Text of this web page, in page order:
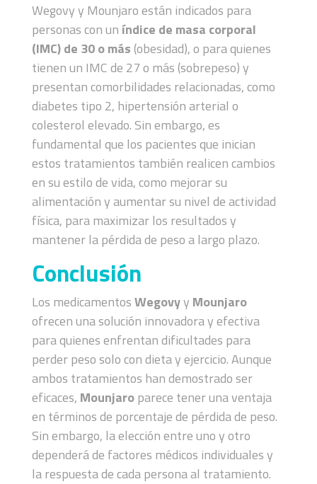
Wegovy y Mounjaro están indicados para
personas con uníndice de masa corporal
(IMC) de 30 o más(obesidad), o para quienes
tienen un IMC de 27 o más (sobrepeso) y
presentan comorbilidades relacionadas, como
diabetes tipo 2, hipertensión arterial o
colesterol elevado. Sin embargo, es
fundamental que los pacientes que inician
estos tratamientos también realicen cambios
en su estilo de vida, como mejorar su
alimentación y aumentar su nivel de actividad
física, para maximizar los resultados y
mantener la pérdida de peso a largo plazo.
Conclusión
Los medicamentosWegovyy Mounjaro
ofrecen una solución innovadora y efectiva
para quienes enfrentan dificultades para
perder peso solo con dieta y ejercicio. Aunque
ambos tratamientos han demostrado ser
eficaces, Mounjaroparece tener una ventaja
en términos de porcentaje de pérdida de peso.
Sin embargo, la elección entre uno y otro
dependerá de factores médicos individuales y
la respuesta de cada persona al tratamiento.